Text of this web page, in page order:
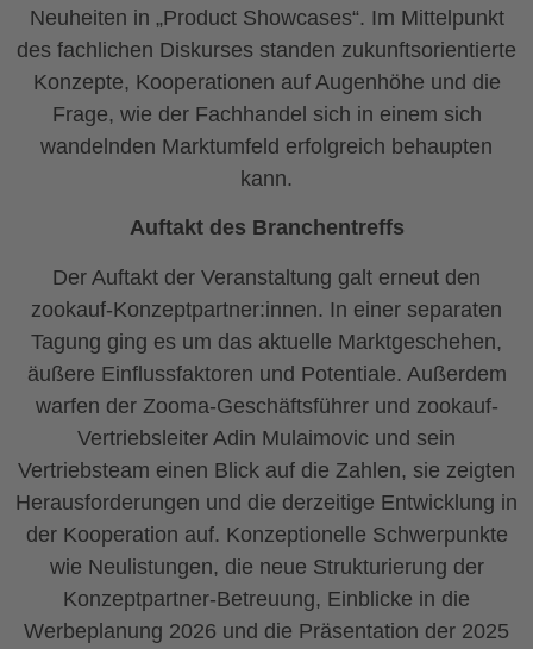
Neuheiten in „Product Showcases“. Im Mittelpunkt
des fachlichen Diskurses standen zukunftsorientierte
Konzepte, Kooperationen auf Augenhöhe und die
Frage, wie der Fachhandel sich in einem sich
wandelnden Marktumfeld erfolgreich behaupten
kann.
Auftakt des Branchentreffs
Der Auftakt der Veranstaltung galt erneut den
zookauf-Konzeptpartner:innen. In einer separaten
Tagung ging es um das aktuelle Marktgeschehen,
äußere Einflussfaktoren und Potentiale. Außerdem
warfen der Zooma-Geschäftsführer und zookauf-
Vertriebsleiter Adin Mulaimovic und sein
Vertriebsteam einen Blick auf die Zahlen, sie zeigten
Herausforderungen und die derzeitige Entwicklung in
der Kooperation auf. Konzeptionelle Schwerpunkte
wie Neulistungen, die neue Strukturierung der
Konzeptpartner-Betreuung, Einblicke in die
Werbeplanung 2026 und die Präsentation der 2025